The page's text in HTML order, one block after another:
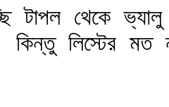
টাপল থেকে
কিন্তু লিস্টের